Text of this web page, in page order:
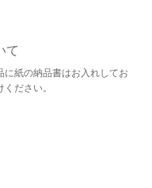
て
に紙の納品書はお入れしてお
ださい。